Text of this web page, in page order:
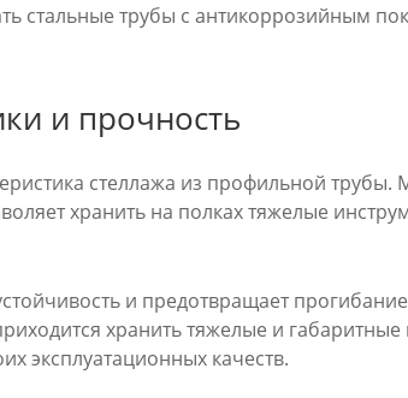
стальные трубы с антикоррозийным
и прочность
стеллажа из профильной трубы.
хранить на полках тяжелые
и предотвращает
хранить тяжелые и
эксплуатационных качеств.